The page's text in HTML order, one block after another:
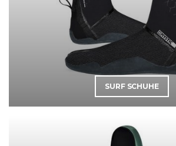
SURF SCHUHE